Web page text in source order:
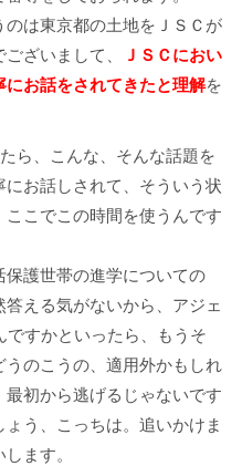
は東京都の土地をＪＳＣが
ざいまして、
ＪＳＣにおい
お話をされてきたと理解を
ら、こんな、そんな話題を
お話しされて、そういう状
こでこの時間を使うんです
保護世帯の進学についての
える気がないから、アジェ
ですかといったら、もうそ
のこうの、適用外かもしれ
初から逃げるじゃないです
う、こっちは。追いかけま
ます。